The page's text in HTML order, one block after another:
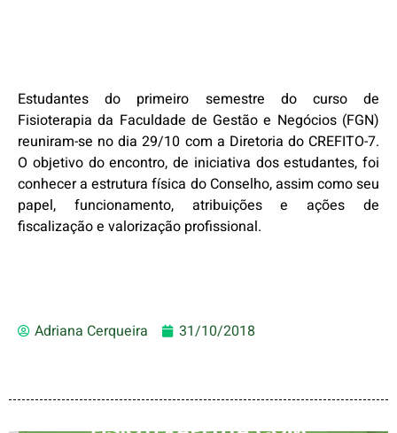
Estudantes do primeiro semestre do curso de
Fisioterapia da Faculdade de Gestão e Negócios (FGN)
reuniram-se no dia 29/10 com a Diretoria do CREFITO-7.
O objetivo do encontro, de iniciativa dos estudantes, foi
conhecer a estrutura física do Conselho, assim como seu
papel, funcionamento, atribuições e ações de
fiscalização e valorização profissional.
Adriana Cerqueira 31/10/2018